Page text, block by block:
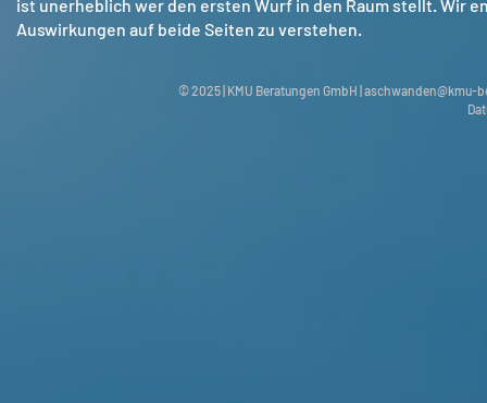
ist unerheblich wer den ersten Wurf in den Raum stellt. Wir
Auswirkungen auf beide Seiten zu verstehen.
© 2025 | KMU Beratungen GmbH | aschwanden@kmu-